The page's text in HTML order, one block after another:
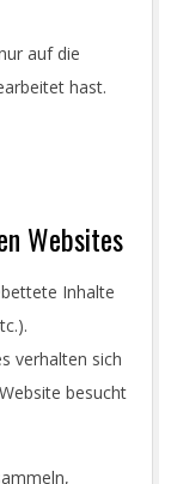
auf die
hast.
Websites
Inhalte
verhalten sich
besucht